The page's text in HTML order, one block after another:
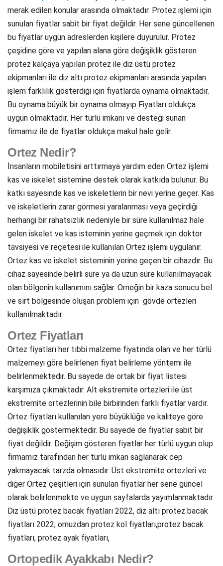
merak edilen konular arasında olmaktadır. Protez işlemi için
sunulan fiyatlar sabit bir fiyat değildir. Her sene güncellenen
bu fiyatlar uygun adreslerden kişilere duyurulur. Protez
çeşidine göre ve yapılan alana göre değişiklik gösteren
protez kalçaya yapılan protez ile diz üstü protez
ekipmanları ile diz altı protez ekipmanları arasında yapılan
işlem farklılık gösterdiği için fiyatlarda oynama olmaktadır.
Bu oynama büyük bir oynama olmayıp Fiyatları oldukça
uygun olmaktadır. Her türlü imkanı ve desteği sunan
firmamız ile de fiyatlar oldukça makul hale gelir.
Ortez Nedir?
İnsanların mobiletisini arttırmaya yardım eden Ortez işlemi
kas ve iskelet sistemine destek olarak katkıda bulunur. Bu
katkı sayesinde kas ve iskeletlerin bir nevi yerine geçer. Kas
ve iskeletlerin zarar görmesi yaralanması veya geçirdiği
herhangi bir rahatsızlık nedeniyle bir süre kullanılmaz hale
gelen iskelet ve kas isteminin yerine geçmek için doktor
tavsiyesi ve reçetesi ile kullanılan Ortez işlemi uygulanır.
Ortez kas ve iskelet sisteminin yerine geçen bir cihazdır. Bu
cihaz sayesinde belirli süre ya da uzun süre kullanılmayacak
olan bölgenin kullanımını sağlar. Örneğin bir kaza sonucu bel
ve sırt bölgesinde oluşan problem için gövde ortezleri
kullanılmaktadır.
Ortez Fiyatları
Ortez fiyatları her tıbbi malzeme fiyatında olan ve her türlü
malzemeyi göre belirlenen fiyat belirleme yöntemi ile
belirlenmektedir. Bu sayede de ortak bir fiyat listesi
karşımıza çıkmaktadır. Alt ekstremite ortezleri ile üst
ekstremite ortezlerinin bile birbirinden farklı fiyatlar vardır.
Ortez fiyatları kullanılan yere büyüklüğe ve kaliteye göre
değişiklik göstermektedir. Bu sayede de fiyatlar sabit bir
fiyat değildir. Değişim gösteren fiyatlar her türlü uygun olup
firmamız tarafından her türlü imkan sağlanarak cep
yakmayacak tarzda olmasıdır. Üst ekstremite ortezleri ve
diğer Ortez çeşitleri için sunulan fiyatlar her sene güncel
olarak belirlenmekte ve uygun sayfalarda yayımlanmaktadır.
Diz üstü protez bacak fiyatları 2022, diz altı protez bacak
fiyatları 2022, omuzdan protez kol fiyatları,protez bacak
fiyatları, protez ayak fiyatları,
Ortopedik Ayakkabı Nedir?